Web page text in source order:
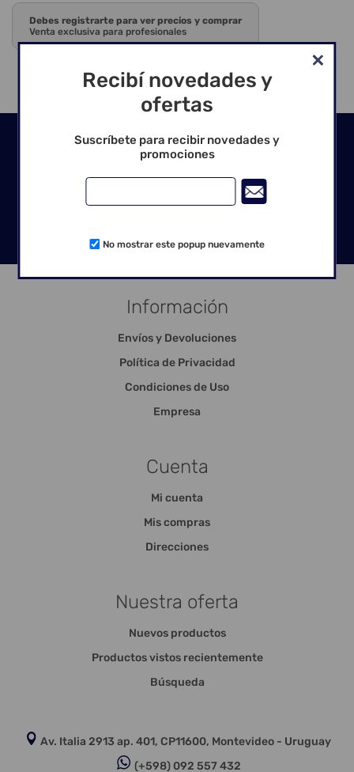
Debes registrarte para ver precios y comprar
Venta exclusiva para profesionales
Seguinos en las redes
Información
Envíos y Devoluciones
Política de Privacidad
Condiciones de Uso
Empresa
Cuenta
Mi cuenta
Mis compras
Direcciones
Nuestra oferta
Nuevos productos
Productos vistos recientemente
Búsqueda
Av. Italia 2913 ap. 401, CP11600, Montevideo - Uruguay
(+598) 092 557 432
Recibí novedades y
ofertas
Suscríbete para recibir novedades y
promociones
No mostrar este popup nuevamente